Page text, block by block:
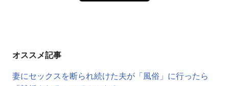
オススメ記事
妻にセックスを断られ続けた夫が「風俗」に行ったら